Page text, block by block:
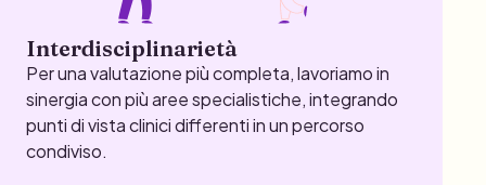
Interdisciplinarietà
Per una valutazione più completa, lavoriamo in
sinergia con più aree specialistiche, integrando
punti di vista clinici differenti in un percorso
condiviso.